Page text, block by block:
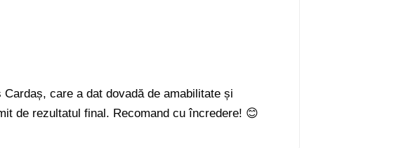
care a dat dovadă de amabilitate și
de rezultatul final. Recomand cu încredere! 😊